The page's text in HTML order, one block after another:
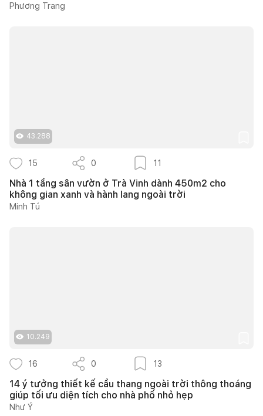
Phương Trang
43.288
15 0 11
Nhà 1 tầng sân vườn ở Trà Vinh dành 450m2 cho
không gian xanh và hành lang ngoài trời
Minh Tú
10.249
16 0 13
14 ý tưởng thiết kế cầu thang ngoài trời thông thoáng
giúp tối ưu diện tích cho nhà phố nhỏ hẹp
Như Ý